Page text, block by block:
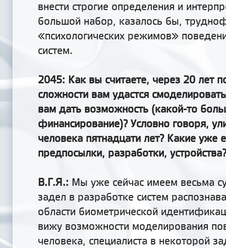
внести строгие определения и
большой набор, казалось бы,
«психологических режимов»
систем.
2045: Как вы считаете, через 20 лет
сложности вам удастся
вам дать возможность (какой-то
финансирование)? Условно говоря,
человека пятнадцати лет? Какие уже
предпосылки, разработки, устройства?
В.Г.Я.: Мы уже сейчас имеем весьма
задел в разработке систем
области биометрической
вижу возможности моделирования
человека, специалиста в некоторой